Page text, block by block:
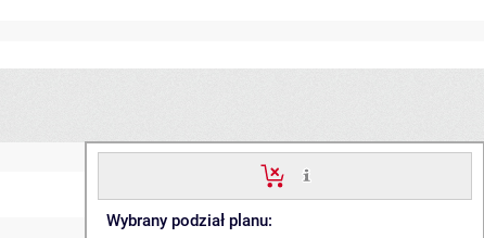
Wybrany podział planu: